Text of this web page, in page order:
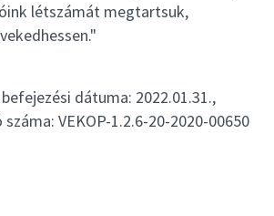
létszámát megtartsuk,
dátuma: 2022.01.31.,
VEKOP-1.2.6-20-2020-00650